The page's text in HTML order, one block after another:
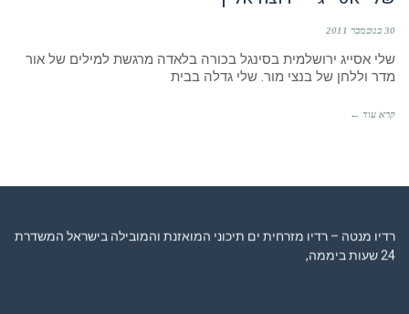
30 בנובמבר 2011
שלי אסייג ירושלמית בסינגל בכורה בלאדה מרגשת למילים של אור
מדר וללחן של בנצי מור. שלי גדלה בבית
קרא עוד ←
רדיו מנטה – רדיו מזרחית ים תיכוני המואזנת והמובילה בישראל המשדרת
24 שעות ביממה,